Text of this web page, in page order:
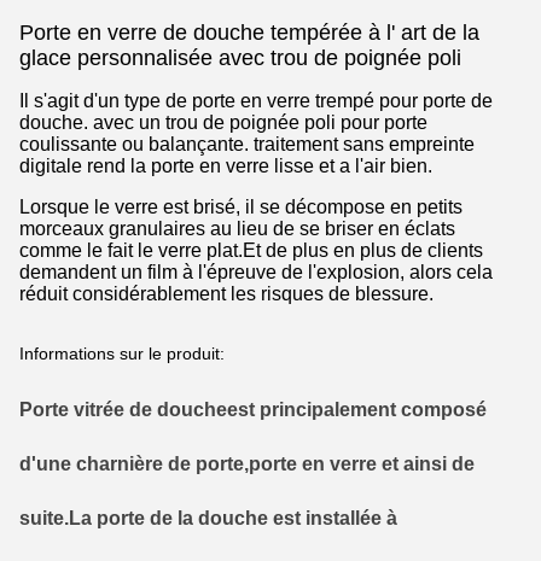
Porte en verre de douche tempérée à l' art de la
glace personnalisée avec trou de poignée poli
Il s'agit d'un type de porte en verre trempé pour porte de
douche. avec un trou de poignée poli pour porte
coulissante ou balançante. traitement sans empreinte
digitale rend la porte en verre lisse et a l'air bien.
Lorsque le verre est brisé, il se décompose en petits
morceaux granulaires au lieu de se briser en éclats
comme le fait le verre plat.Et de plus en plus de clients
demandent un film à l'épreuve de l'explosion, alors cela
réduit considérablement les risques de blessure.
Informations sur le produit:
Porte vitrée de doucheest principalement composé
d'une charnière de porte,porte en verre et ainsi de
suite.La porte de la douche est installée à